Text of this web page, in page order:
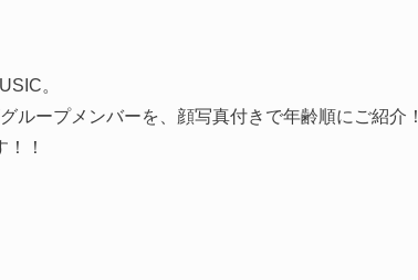
。
ープメンバーを、顔写真付きで年齢順にご紹介！
！